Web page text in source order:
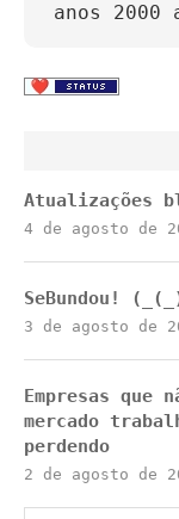
anos 2000
Atualizações
4 de agosto de
SeBundou!
3 de agosto de
Empresas que
mercado
perdendo
2 de agosto de